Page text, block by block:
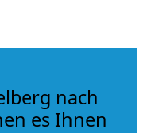
nach
es Ihnen